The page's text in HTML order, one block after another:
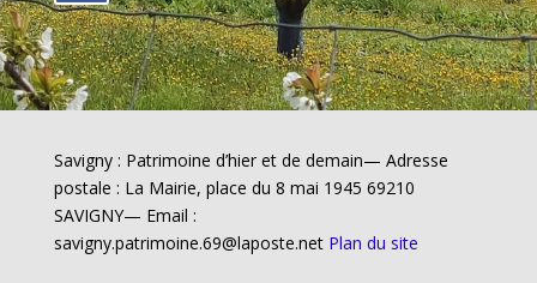
Savigny : Patrimoine d’hier et de demain— Adresse
postale : La Mairie, place du 8 mai 1945 69210
SAVIGNY— Email :
savigny.patrimoine.69@laposte.net Plan du site